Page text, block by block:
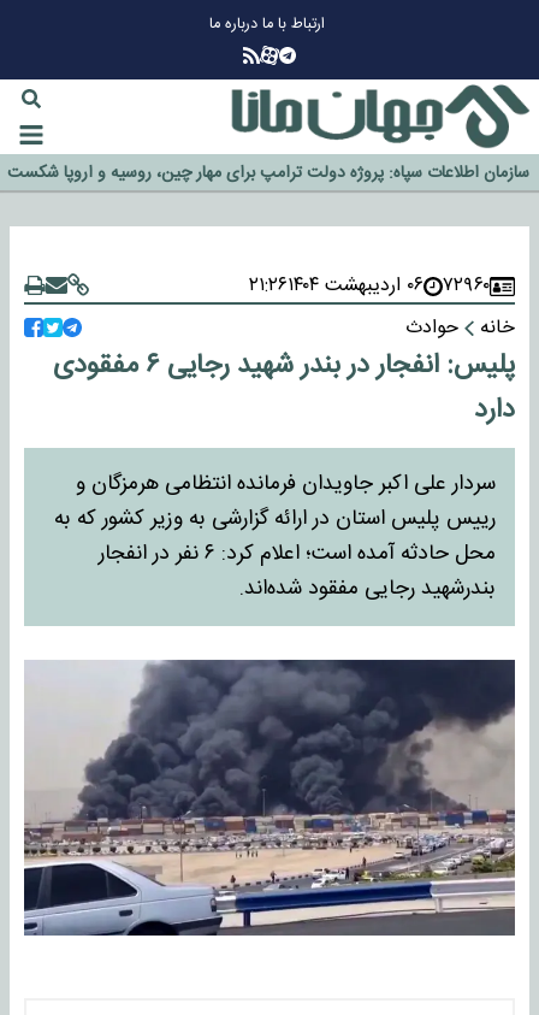
ارتباط با مادرباره ما
گزینه جدایی اوسمار روی میز مدیران پرسپولیس
آیا رئیس جمهور آمریکا قانون را دور می‌زند؟
اخراج رسمی چهره نامدار از پرسپولیس
سازمان اطلاعات سپاه: پروژه دولت ترامپ برای مهار چین، روسیه و اروپا شکست
۷۲۹۶۰ ۰۶ اردیبهشت ۱۴۰۴
۲۱:۲۶
خانه
حوادث
پلیس: انفجار در بندر شهید رجایی ۶ مفقودی
دارد
سردار علی اکبر جاویدان فرمانده انتظامی هرمزگان و
رییس پلیس استان در ارائه گزارشی به وزیر کشور که به
محل حادثه آمده است؛ اعلام کرد: ۶ نفر در انفجار
بندرشهید رجایی مفقود شده‌اند.